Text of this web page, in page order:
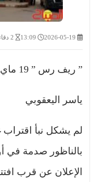
” ريف رس ” 19 ماي 2026
ياسر اليعقوبي
لم يشكل نبأ
بالناظور صدمة
الإعلان عن قرب